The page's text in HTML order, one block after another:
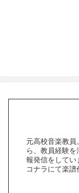
元高校音楽教
ら、教員経験
報発信をしてい
コナラにて楽譜